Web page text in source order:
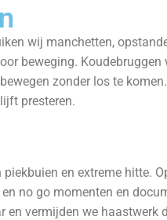
wij manchetten,
beweging.
zonder los te
presteren.
en extreme hitte.
no go momenten en
vermijden we haastwerk